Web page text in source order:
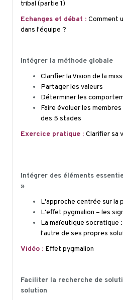
tribal (partie 1)
Echanges et débat : Comment
dans l'équipe ?
Intégrer la méthode globale
Clarifier la Vision de la
Partager les valeurs
Déterminer les
Faire évoluer les
des 5 stades
Exercice pratique : Clarifier sa
Intégrer des éléments
»
L'approche centrée sur la
L'effet pygmalion – les
La maïeutique socratique
l'autre de ses propres
Vidéo : Effet pygmalion
Faciliter la recherche de
solution